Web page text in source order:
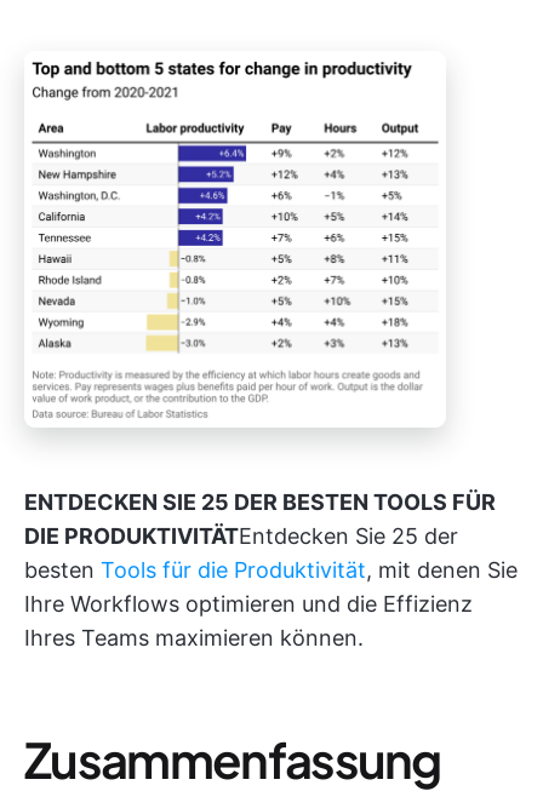
ENTDECKEN SIE 25 DER BESTEN TOOLS FÜR
DIE PRODUKTIVITÄTEntdecken Sie 25 der
besten Tools für die Produktivität, mit denen Sie
Ihre Workflows optimieren und die Effizienz
Ihres Teams maximieren können.
Zusammenfassung